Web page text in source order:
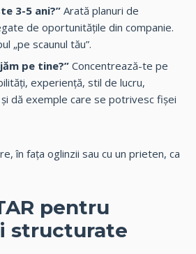
3-5 ani?” Arată planuri de
de oportunitățile din companie.
„pe scaunul tău”.
pe tine?”Concentrează-te pe
experiență, stil de lucru,
dă exemple care se potrivesc fișei
în fața oglinzii sau cu un prieten, ca
pentru
structurate